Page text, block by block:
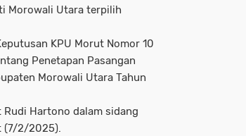
Morowali Utara terpilih
KPU Morut Nomor 10
Penetapan Pasangan
Morowali Utara Tahun
Hartono dalam sidang
(7/2/2025).